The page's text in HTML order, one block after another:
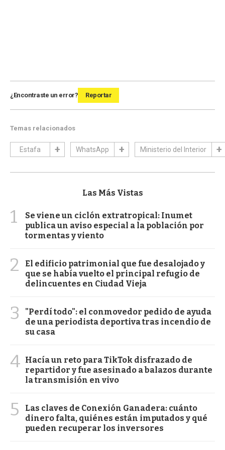
¿Encontraste un error? Reportar
Temas relacionados
Estafa WhatsApp Ministerio del Interior
Las Más Vistas
1
Se viene un ciclón extratropical: Inumet
publica un aviso especial a la población por
tormentas y viento
2
El edificio patrimonial que fue desalojado y
que se había vuelto el principal refugio de
delincuentes en Ciudad Vieja
3
"Perdí todo": el conmovedor pedido de ayuda
de una periodista deportiva tras incendio de
su casa
4 Hacía un reto para TikTok disfrazado de
repartidor y fue asesinado a balazos durante
la transmisión en vivo
5
Las claves de Conexión Ganadera: cuánto
dinero falta, quiénes están imputados y qué
pueden recuperar los inversores